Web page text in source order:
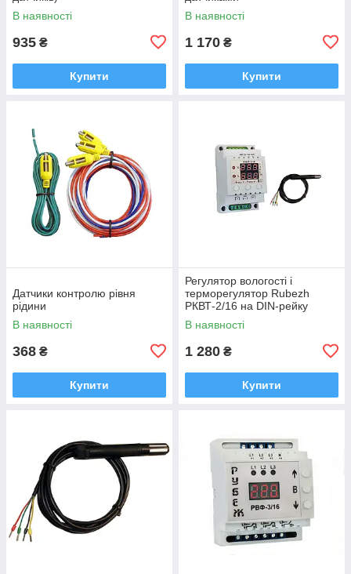
В наявності
935 ₴
Купити
В наявності
1 170 ₴
Купити
Датчики контролю рівня
рідини
В наявності
368 ₴
Купити
Регулятор вологості і
терморегулятор Rubezh
РКВТ-2/16 на DIN-рейку
двоканальний (220В, 2х16А)
В наявності
1 280 ₴
Купити